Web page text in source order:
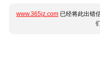
www.365jz.com 已经将此出错